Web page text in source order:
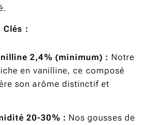
:
2,4% (minimum) : Notre
en vanilline, ce composé
son arôme distinctif et
20-30% : Nos gousses de